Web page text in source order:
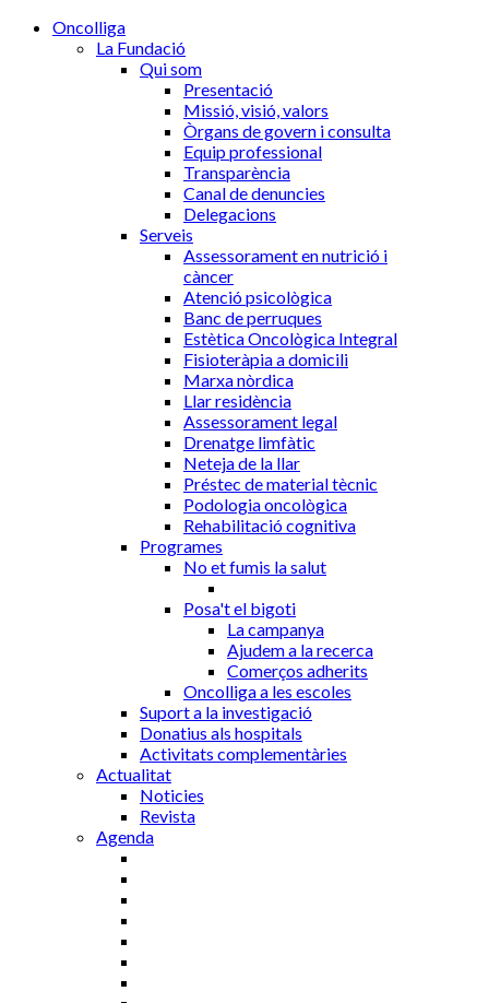
Oncolliga
La Fundació
Qui som
Presentació
Missió, visió, valors
Òrgans de govern i consulta
Equip professional
Transparència
Canal de denuncies
Delegacions
Serveis
Assessorament en nutrició i
càncer
Atenció psicològica
Banc de perruques
Estètica Oncològica Integral
Fisioteràpia a domicili
Marxa nòrdica
Llar residència
Assessorament legal
Drenatge limfàtic
Neteja de la llar
Préstec de material tècnic
Podologia oncològica
Rehabilitació cognitiva
Programes
No et fumis la salut
Posa't el bigoti
La campanya
Ajudem a la recerca
Comerços adherits
Oncolliga a les escoles
Suport a la investigació
Donatius als hospitals
Activitats complementàries
Actualitat
Noticies
Revista
Agenda